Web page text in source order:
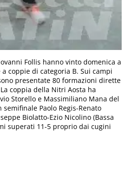
Follis hanno vinto domenica a
coppie di categoria B. Sui campi
presentate 80 formazioni dirette
coppia della Nitri Aosta ha
Storello e Massimiliano Mana del
semifinale Paolo Regis-Renato
Biolatto-Ezio Nicolino (Bassa
superati 11-5 proprio dai cugini